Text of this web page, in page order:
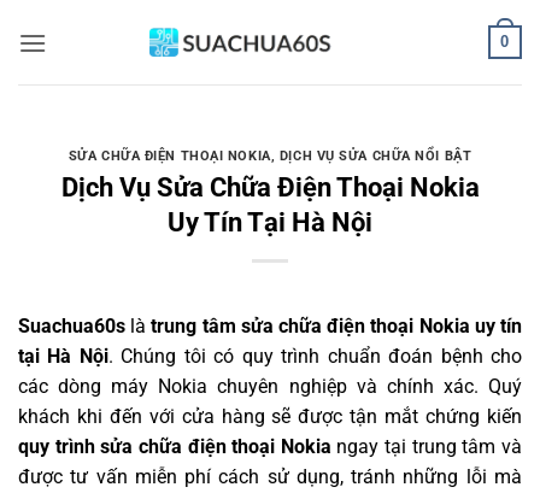
qua
0
SỬA CHỮA ĐIỆN THOẠI NOKIA, DỊCH VỤ SỬA CHỮA NỔI BẬT
Dịch Vụ Sửa Chữa Điện Thoại Nokia
Uy Tín Tại Hà Nội
Suachua60s làtrung tâm sửa chữa điện thoại Nokia uy tín
tại Hà Nội. Chúng tôi có quy trình chuẩn đoán bệnh cho
các dòng máy Nokia chuyên nghiệp và chính xác. Quý
khách khi đến với cửa hàng sẽ được tận mắt chứng kiến
quy trình sửa chữa điện thoại Nokia ngay tại trung tâm và
được tư vấn miễn phí cách sử dụng, tránh những lỗi mà